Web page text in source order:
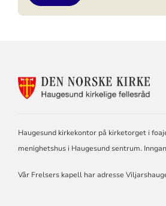
FOR
Haugesund kirkekontor på kirketorget i
menighetshus i Haugesund sentrum.
Vår Frelsers kapell har adresse